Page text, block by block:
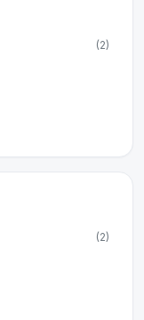
(2)
(2)